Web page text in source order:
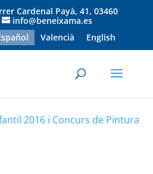
Cardenal Payà, 41, 03460
info@beneixama.es
Valencià English
2016 i Concurs de Pintura